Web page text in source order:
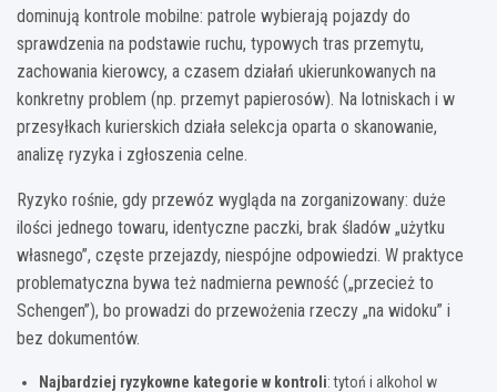
dominują kontrole mobilne: patrole wybierają pojazdy do
sprawdzenia na podstawie ruchu, typowych tras przemytu,
zachowania kierowcy, a czasem działań ukierunkowanych na
konkretny problem (np. przemyt papierosów). Na lotniskach i w
przesyłkach kurierskich działa selekcja oparta o skanowanie,
analizę ryzyka i zgłoszenia celne.
Ryzyko rośnie, gdy przewóz wygląda na zorganizowany: duże
ilości jednego towaru, identyczne paczki, brak śladów „użytku
własnego”, częste przejazdy, niespójne odpowiedzi. W praktyce
problematyczna bywa też nadmierna pewność („przecież to
Schengen”), bo prowadzi do przewożenia rzeczy „na widoku” i
bez dokumentów.
Najbardziej ryzykowne kategorie w kontroli: tytoń i alkohol w